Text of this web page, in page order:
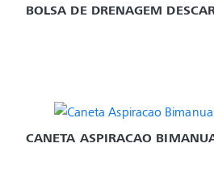
BOLSA DE DRENAGEM
CANETA ASPIRACAO